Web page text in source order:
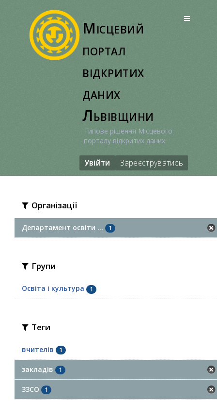
Місцевий
портал
відкритих
даних
Львівщини
Типове рішення Місцевого
порталу відкритих даних
Увійти Зареєструватись
Організації
Департамент освіти ... 1
Групи
Освіта і культура 1
Теги
вчителів 1
закладів 1
ЗЗСО 1